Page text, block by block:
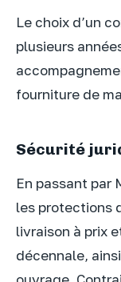
Le choix d’un
plusieurs
fourniture de
Sécurité
En passant par
les protections
livraison à prix
décennale,